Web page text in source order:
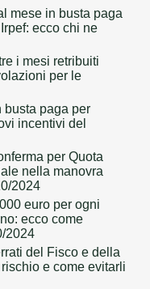
mese in busta paga
ecco chi ne
i mesi retribuiti
per le
busta paga per
incentivi del
per Quota
nella manovra
2024
euro per ogni
ecco come
2024
del Fisco e della
e come evitarli